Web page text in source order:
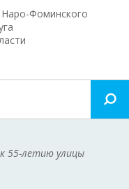
Фоминского
55-летию улицы